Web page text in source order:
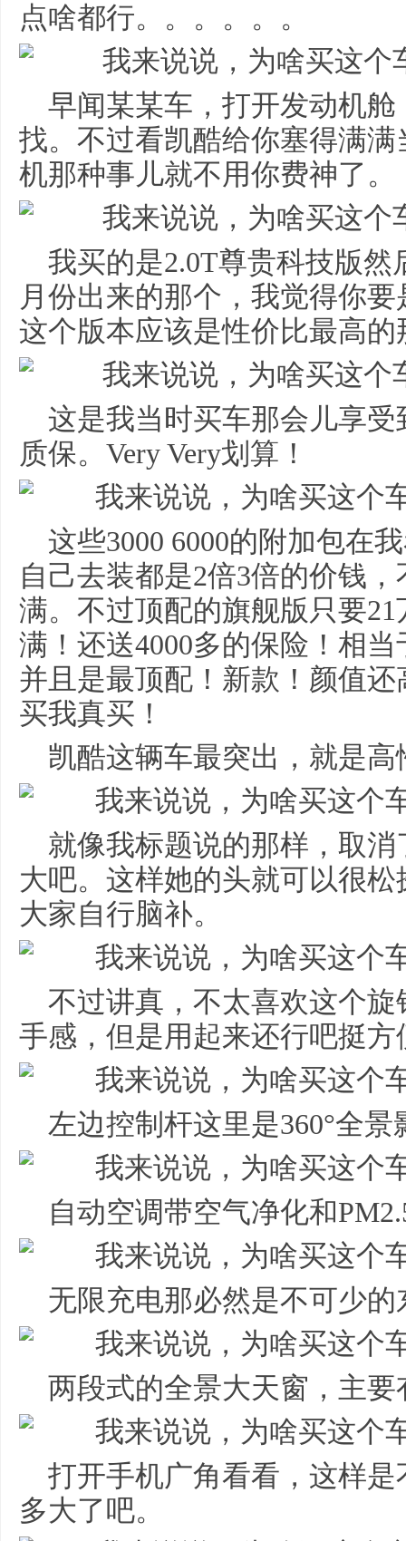
点啥都行。。。。。。
早闻某某车，打开发动机
找。不过看凯酷给你塞得满
机那种事儿就不用你费神了。
我买的是2.0T尊贵科技版
月份出来的那个，我觉得你
这个版本应该是性价比最高的
这是我当时买车那会儿享
质保。Very Very划算！
这些3000 6000的附加包在
自己去装都是2倍3倍的价钱
满。不过顶配的旗舰版只要
满！还送4000多的保险！相
并且是最顶配！新款！颜值
买我真买！
凯酷这辆车最突出，就是
就像我标题说的那样，取
大吧。这样她的头就可以很
大家自行脑补。
不过讲真，不太喜欢这个
手感，但是用起来还行吧挺方
左边控制杆这里是360°全
自动空调带空气净化和
无限充电那必然是不可少的
两段式的全景大天窗，主
打开手机广角看看，这样
多大了吧。